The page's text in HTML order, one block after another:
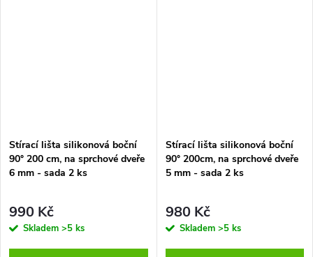
Stírací lišta silikonová boční
90° 200 cm, na sprchové dveře
6 mm - sada 2 ks
990 Kč
Skladem >5 ks
Stírací lišta silikonová boční
90° 200cm, na sprchové dveře
5 mm - sada 2 ks
980 Kč
Skladem >5 ks